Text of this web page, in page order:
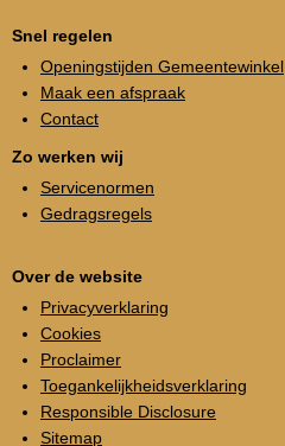
Snel regelen
Openingstijden Gemeentewinkel
Maak een afspraak
Contact
Zo werken wij
Servicenormen
Gedragsregels
Over de website
Privacyverklaring
Cookies
Proclaimer
Toegankelijkheidsverklaring
Responsible Disclosure
Sitemap